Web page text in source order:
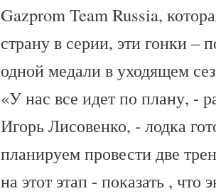
Gazprom Team Russia,
страну в серии, эти гонки –
одной медали в уходящем
«У нас все идет по плану, -
Игорь Лисовенко, - лодка
планируем провести две
на этот этап - показать , что